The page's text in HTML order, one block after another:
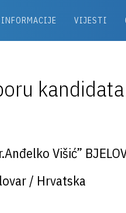
INFORMACIJE VIJESTI
Višić”
/ Hrvatska